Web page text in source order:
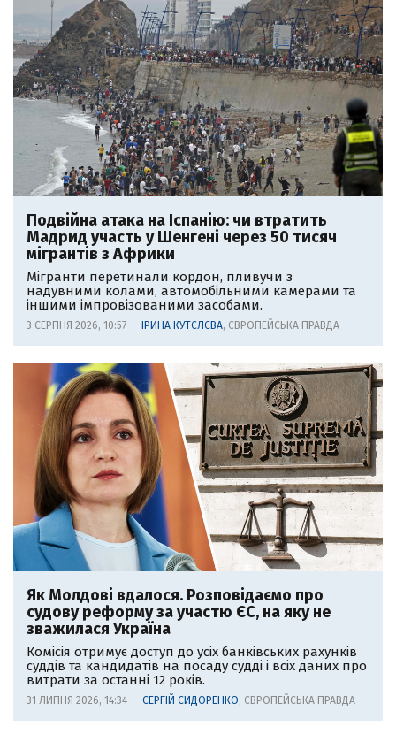
Подвійна атака на Іспанію: чи втратить
Мадрид участь у Шенгені через 50 тисяч
мігрантів з Африки
Мігранти перетинали кордон, пливучи з
надувними колами, автомобільними камерами та
іншими імпровізованими засобами.
3 СЕРПНЯ 2026, 10:57 — ІРИНА КУТЄЛЄВА, ЄВРОПЕЙСЬКА ПРАВДА
Як Молдові вдалося. Розповідаємо про
судову реформу за участю ЄС, на яку не
зважилася Україна
Комісія отримує доступ до усіх банківських рахунків
суддів та кандидатів на посаду судді і всіх даних про
витрати за останні 12 років.
31 ЛИПНЯ 2026, 14:34 — СЕРГІЙ СИДОРЕНКО, ЄВРОПЕЙСЬКА ПРАВДА